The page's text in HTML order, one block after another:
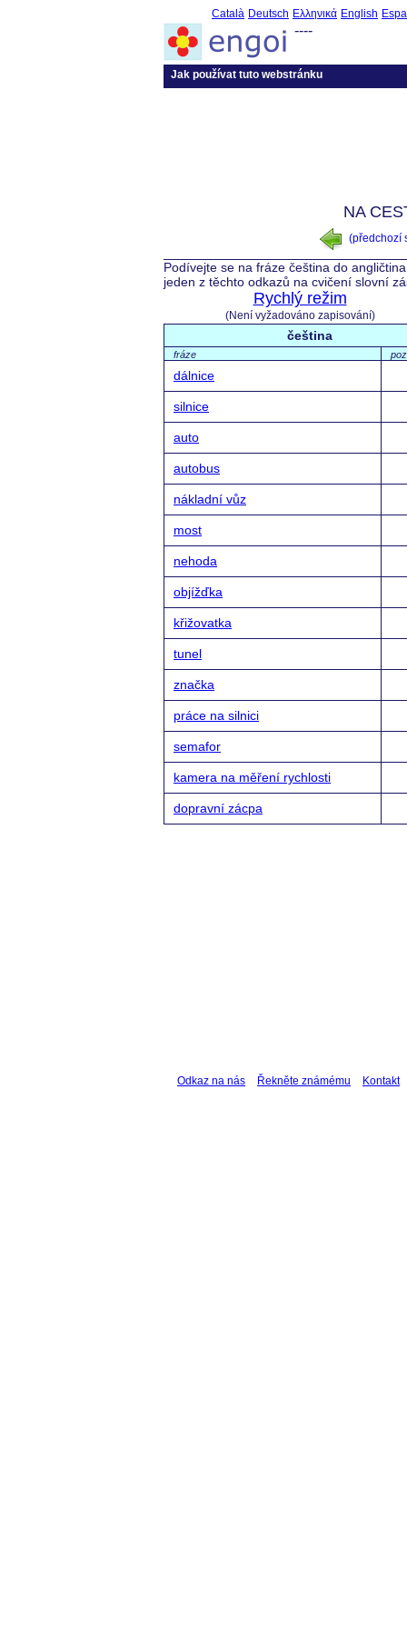
Català Deutsch Ελληνικά English
----
Jak používat tuto webstránku
NA
(předchozí
Podívejte se na fráze čeština do
jeden z těchto odkazů na cvičení slovní
Rychlý režim
(Není vyžadováno zapisování)
čeština
fráze
dálnice
silnice
auto
autobus
nákladní vůz
most
nehoda
objížďka
křižovatka
tunel
značka
práce na silnici
semafor
kamera na měření rychlosti
dopravní zácpa
Odkaz na nás Řekněte známému Kontakt